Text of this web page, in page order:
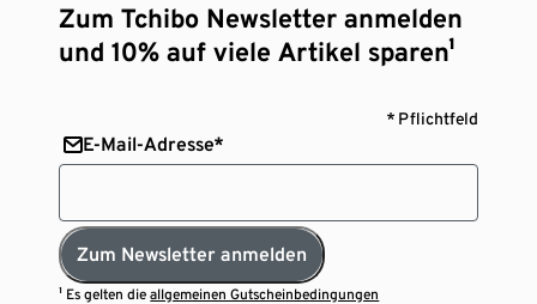
Zum Tchibo Newsletter anmelden
und 10% auf viele Artikel sparen¹
* Pflichtfeld
E-Mail-Adresse*
Zum Newsletter anmelden
¹ Es gelten dieallgemeinen Gutscheinbedingungen